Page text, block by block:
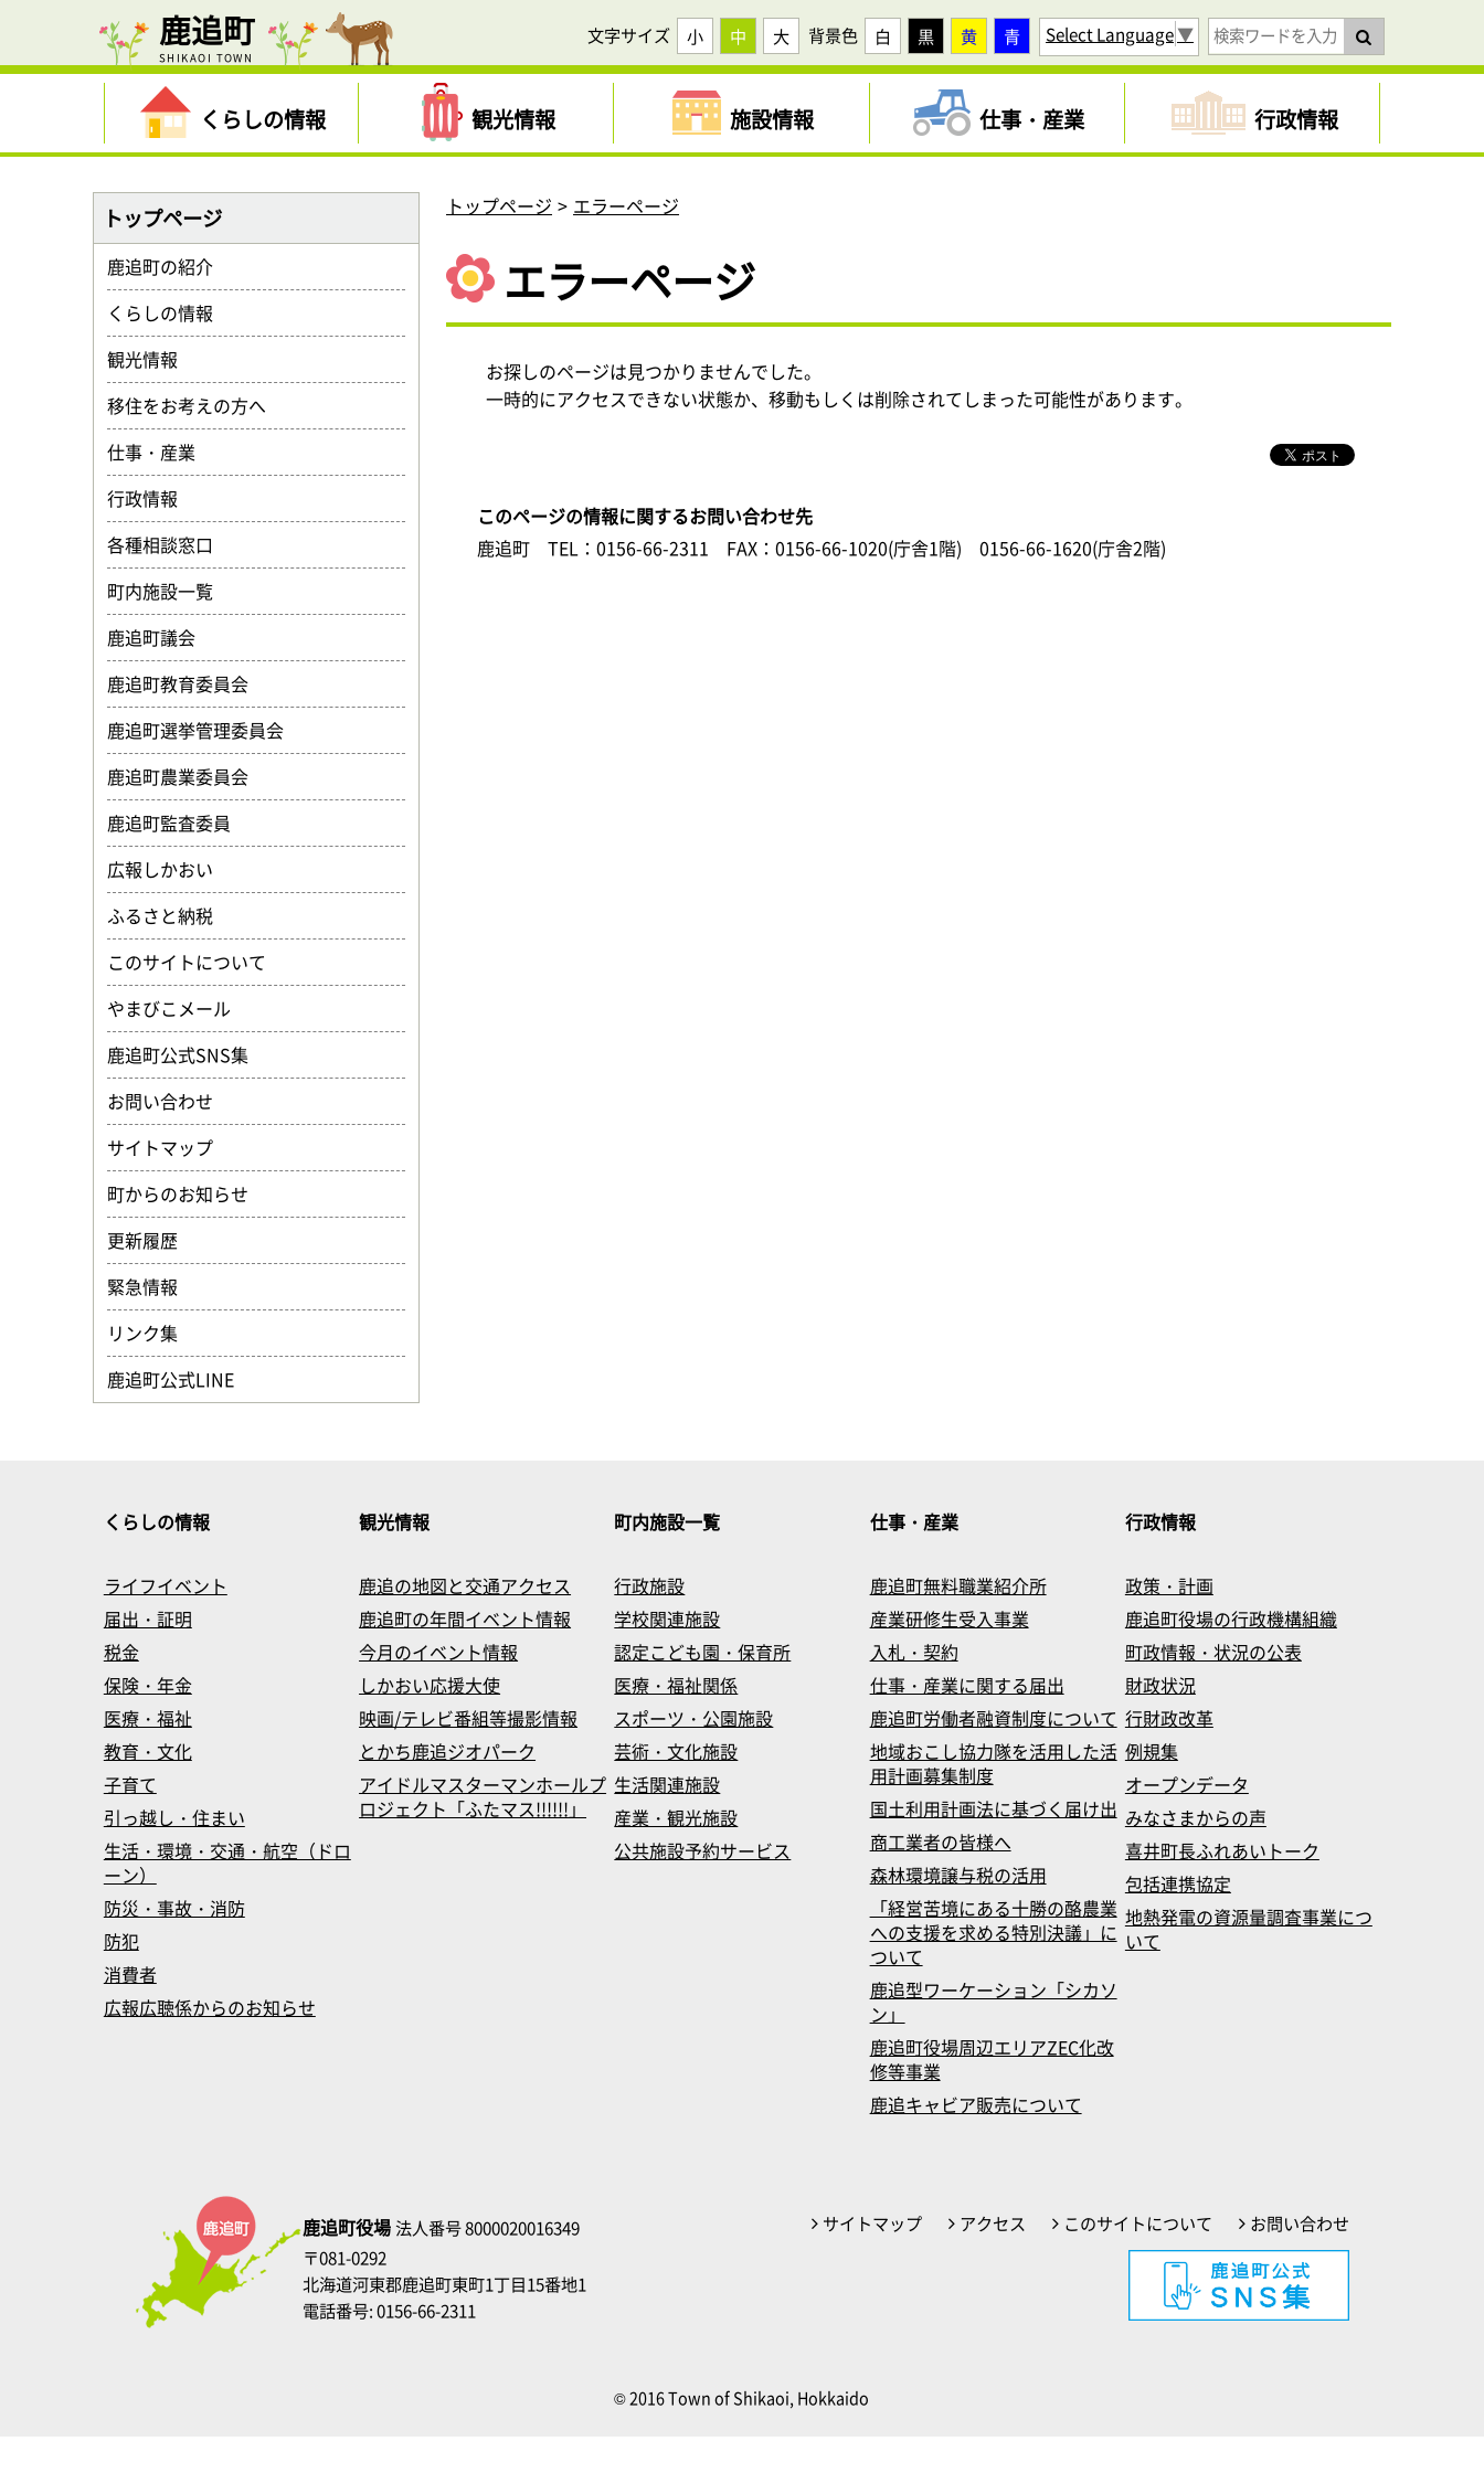
鹿追町
SHIKAOI TOWN
文字サイズ 小 中 大 背景色 白 黒 黄 青 Select Language▼
くらしの情報 観光情報 施設情報 仕事・産業 行政情報
トップページ エラーページ
エラーページ
お探しのページは見つかりませんでした。
一時的にアクセスできない状態か、移動もしくは削除されてしまった可能性があります。
このページの情報に関するお問い合わせ先
鹿追町
TEL：0156-66-2311 FAX：0156-66-1020(庁舎1階) 0156-66-1620(庁舎2階)
トップページ
鹿追町の紹介
くらしの情報
観光情報
移住をお考えの方へ
仕事・産業
行政情報
各種相談窓口
町内施設一覧
鹿追町議会
鹿追町教育委員会
鹿追町選挙管理委員会
鹿追町農業委員会
鹿追町監査委員
広報しかおい
ふるさと納税
このサイトについて
やまびこメール
鹿追町公式SNS集
お問い合わせ
サイトマップ
町からのお知らせ
更新履歴
緊急情報
リンク集
鹿追町公式LINE
くらしの情報
ライフイベント
届出・証明
税金
保険・年金
医療・福祉
教育・文化
子育て
引っ越し・住まい
生活・環境・交通・航空（ドロ
ーン）
防災・事故・消防
防犯
消費者
広報広聴係からのお知らせ
観光情報
鹿追の地図と交通アクセス
鹿追町の年間イベント情報
今月のイベント情報
しかおい応援大使
映画/テレビ番組等撮影情報
とかち鹿追ジオパーク
アイドルマスターマンホールプ
ロジェクト「ふたマス!!!!!!」
町内施設一覧
行政施設
学校関連施設
認定こども園・保育所
医療・福祉関係
スポーツ・公園施設
芸術・文化施設
生活関連施設
産業・観光施設
公共施設予約サービス
仕事・産業
鹿追町無料職業紹介所
産業研修生受入事業
入札・契約
仕事・産業に関する届出
鹿追町労働者融資制度について
地域おこし協力隊を活用した活
用計画募集制度
国土利用計画法に基づく届け出
商工業者の皆様へ
森林環境譲与税の活用
「経営苦境にある十勝の酪農業
への支援を求める特別決議」に
ついて
鹿追型ワーケーション「シカソ
ン」
鹿追町役場周辺エリアZEC化改
修等事業
鹿追キャビア販売について
行政情報
政策・計画
鹿追町役場の行政機構組織
町政情報・状況の公表
財政状況
行財政改革
例規集
オープンデータ
みなさまからの声
喜井町長ふれあいトーク
包括連携協定
地熱発電の資源量調査事業につ
いて
サイトマップ アクセス このサイトについて お問い合わせ
鹿追町役場法人番号 8000020016349
〒081-0292
北海道河東郡鹿追町東町1丁目15番地1
電話番号: 0156-66-2311
© 2016 Town of Shikaoi, Hokkaido